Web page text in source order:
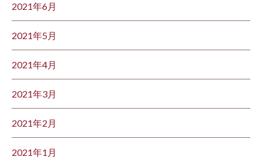
2021年6月
2021年5月
2021年4月
2021年3月
2021年2月
2021年1月